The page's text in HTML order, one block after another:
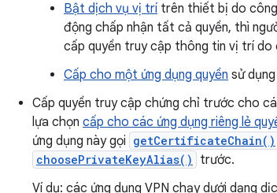
Bật dịch vụ vị trí trên thiết bị do
động chấp nhận tất cả quyền, thì
cấp quyền truy cập thông tin vị trí do
Cấp cho một ứng dụng quyền sử
Cấp quyền truy cập chứng chỉ trước cho
lựa chọn cấp cho các ứng dụng riêng lẻ
ứng dụng này gọi getCertificateChain()
choosePrivateKeyAlias()
trước.
Ví dụ: các ứng dụng VPN chạy dưới dạng